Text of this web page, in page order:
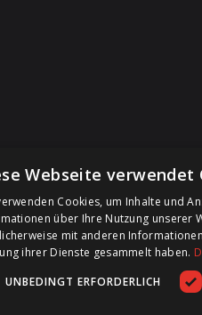
Webseite verwendet
Cookies, um Inhalte und
über Ihre Nutzung unserer
mit anderen
ihrer Dienste gesammelt haben.
UNBEDINGT ERFORDERLICH